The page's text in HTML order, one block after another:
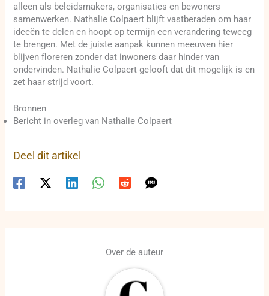
alleen als beleidsmakers, organisaties en bewoners
samenwerken. Nathalie Colpaert blijft vastberaden om haar
ideeën te delen en hoopt op termijn een verandering teweeg
te brengen. Met de juiste aanpak kunnen meeuwen hier
blijven floreren zonder dat inwoners daar hinder van
ondervinden. Nathalie Colpaert gelooft dat dit mogelijk is en
zet haar strijd voort.
Bronnen
Bericht in overleg van Nathalie Colpaert
Deel dit artikel
Over de auteur